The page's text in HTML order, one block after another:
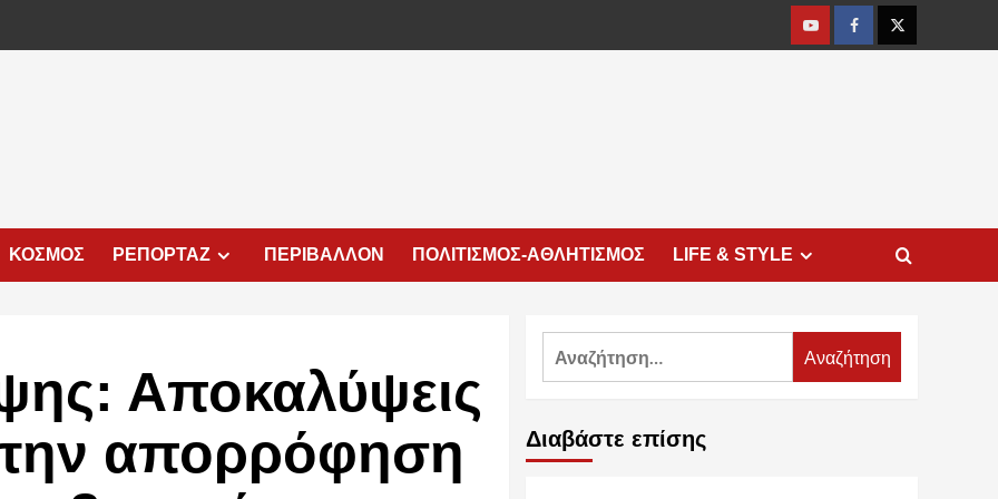
YoutubeFacebookTwitter
ΚΟΣΜΟΣ ΡΕΠΟΡΤΑΖ ΠΕΡΙΒΑΛΛΟΝ ΠΟΛΙΤΙΣΜΟΣ-ΑΘΛΗΤΙΣΜΟΣ LIFE & STYLE
Αποκαλύψεις
απορρόφηση
Αναζήτηση
Διαβάστε επίσης